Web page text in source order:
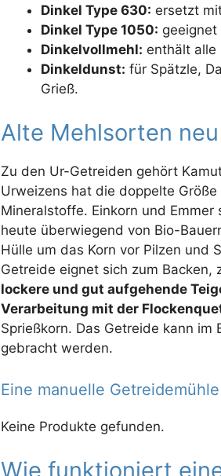
Dinkel Type 630: ersetzt
Dinkel Type 1050:
Dinkelvollmehl: enthält alle
Dinkeldunst: für Spätzle,
Grieß.
Alte Mehlsorten
Zu den Ur-Getreiden gehört
Urweizens hat die doppelte
Mineralstoffe. Einkorn und
heute überwiegend von Bio-
Hülle um das Korn vor Pilzen und
Getreide eignet sich zum Backen,
lockere und gut aufgehende
Verarbeitung mit der
Sprießkorn. Das Getreide kann im
gebracht werden.
Eine manuelle
Keine Produkte gefunden.
Wie funktioniert